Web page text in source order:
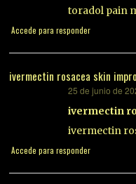
toradol pain
Accede para responder
ivermectin rosacea skin
25 de junio de
ivermectin
ivermectin
Accede para responder